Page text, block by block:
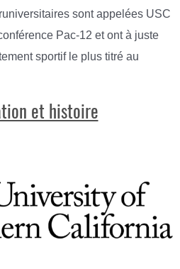
sont appelées USC
Pac-12 et ont à juste
sportif le plus titré au
et histoire